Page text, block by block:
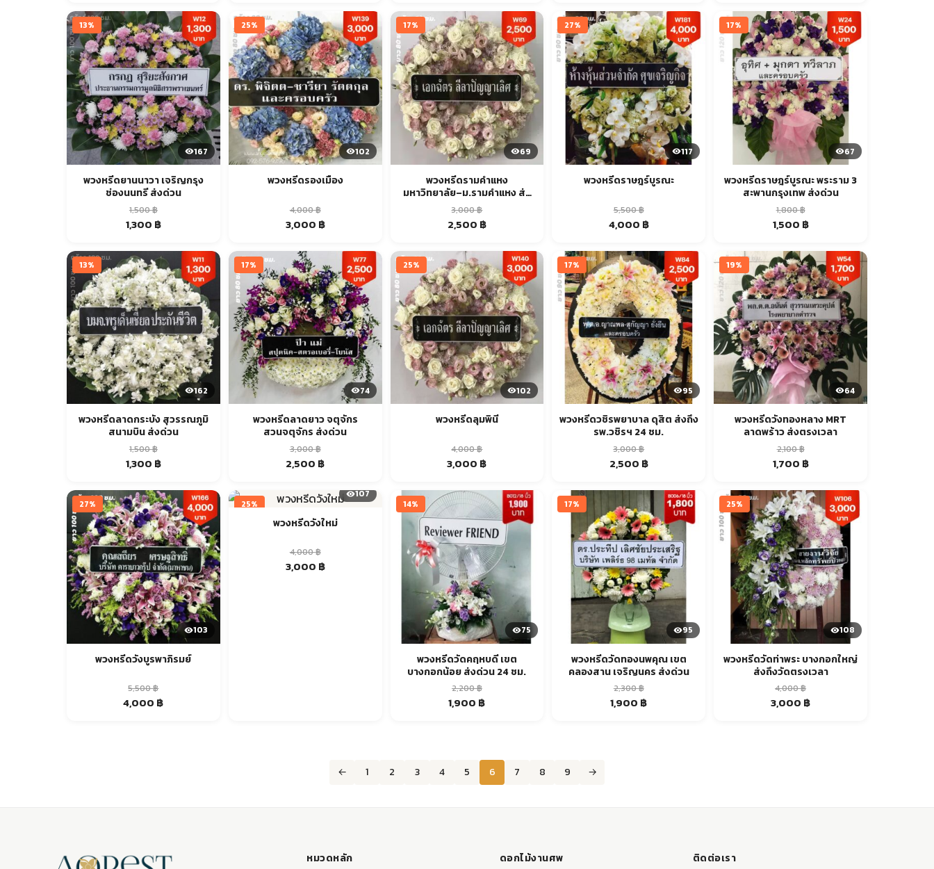
3,000 ฿.
2,500 ฿.
3,000 ฿. 2,500 ฿.
1,800 ฿. 1,500 ฿.
5,500 ฿. 4,000 ฿.
1,500 ฿. 1,300 ฿.
13%
167
พวงหรีดยานนาวา เจริญกรุง
ช่องนนทรี ส่งด่วน
1,500฿
Original
1,500 ฿.
1,300 ฿Current
1,300 ฿.
25%
102
พวงหรีดรองเมือง
4,000฿
Original
4,000 ฿.
3,000 ฿Current
3,000 ฿.
17%
69
พวงหรีดรามคำแหง
มหาวิทยาลัย–ม.รามคำแหง ส่ง
ด่วน
3,000฿
Original
3,000 ฿.
2,500 ฿Current
2,500 ฿.
27%
117
พวงหรีดราษฎร์บูรณะ
5,500฿
Original
5,500 ฿.
4,000 ฿Current
4,000 ฿.
17%
67
พวงหรีดราษฎร์บูรณะ พระราม 3
สะพานกรุงเทพ ส่งด่วน
1,800฿
Original
1,800 ฿.
1,500 ฿Current
1,500 ฿.
13%
162
พวงหรีดลาดกระบัง สุวรรณภูมิ
สนามบิน ส่งด่วน
1,500฿
Original
1,500 ฿.
1,300 ฿Current
1,300 ฿.
17%
74
พวงหรีดลาดยาว จตุจักร
สวนจตุจักร ส่งด่วน
3,000฿
Original
3,000 ฿.
2,500 ฿Current
2,500 ฿.
25%
102
พวงหรีดลุมพินี
4,000฿
Original
4,000 ฿.
3,000 ฿Current
3,000 ฿.
17%
95
พวงหรีดวชิรพยาบาล ดุสิต ส่งถึง
รพ.วชิรฯ 24 ชม.
3,000฿
Original
3,000 ฿.
2,500 ฿Current
2,500 ฿.
19%
64
พวงหรีดวังทองหลาง MRT
ลาดพร้าว ส่งตรงเวลา
2,100฿
Original
2,100 ฿.
1,700 ฿Current
1,700 ฿.
27%
103
พวงหรีดวังบูรพาภิรมย์
5,500฿
Original
4,000 ฿Current
25%
107
พวงหรีดวังใหม่
4,000฿
Original
3,000 ฿Current
14%
75
พวงหรีดวัดคฤหบดี เขต
บางกอกน้อย ส่งด่วน 24 ชม.
2,200฿
Original
1,900 ฿Current
17%
95
พวงหรีดวัดทองนพคุณ เขต
คลองสาน เจริญนคร ส่งด่วน
2,300฿
Original
1,900 ฿Current
25%
108
พวงหรีดวัดท่าพระ บางกอกใหญ่
ส่งถึงวัดตรงเวลา
4,000฿
Original
3,000 ฿Current
← 1 2 3 4 5 6 7 8 9 →
หมวดหลัก ดอกไม้งานศพ ติดต่อเรา